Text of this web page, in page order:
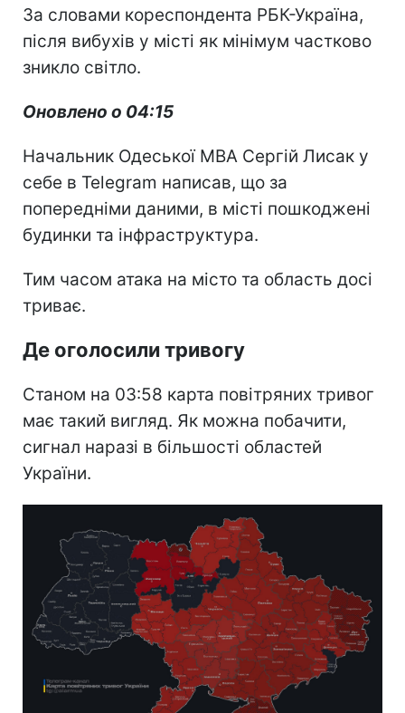
За словами кореспондента РБК-Україна,
після вибухів у місті як мінімум частково
зникло світло.
Оновлено о 04:15
Начальник Одеської МВА Сергій Лисак у
себе в Telegram написав, що за
попередніми даними, в місті пошкоджені
будинки та інфраструктура.
Тим часом атака на місто та область досі
триває.
Де оголосили тривогу
Станом на 03:58 карта повітряних тривог
має такий вигляд. Як можна побачити,
сигнал наразі в більшості областей
України.